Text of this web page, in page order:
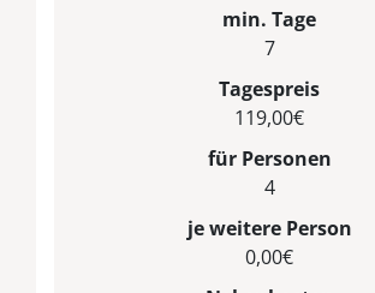
min. Tage
7
Tagespreis
119,00€
für Personen
4
je weitere Person
0,00€